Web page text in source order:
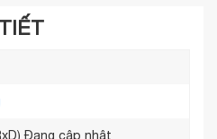
Đang cập nhật